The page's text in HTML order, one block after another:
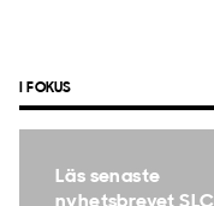
I FOKUS
Läs senaste